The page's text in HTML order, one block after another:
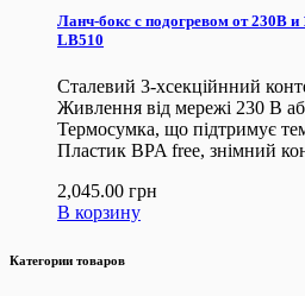
Ланч-бокс с подогревом от 230В
LB510
Сталевий 3-хсекційнний
Живлення від мережі 230 В
Термосумка, що підтримує
Пластик BPA free, знімний
2,045.00 грн
В корзину
Категории товаров